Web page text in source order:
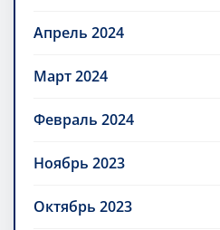
Апрель 2024
Март 2024
Февраль 2024
Ноябрь 2023
Октябрь 2023